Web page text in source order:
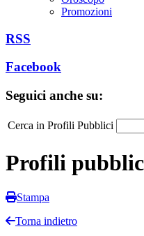
Promozioni
RSS
Facebook
Seguici anche su:
Cerca in Profili Pubblici
Profili
Stampa
Torna indietro